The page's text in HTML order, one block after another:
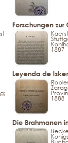
-
Forschungen
1887
Leyenda de
1888
Die Brahmanen